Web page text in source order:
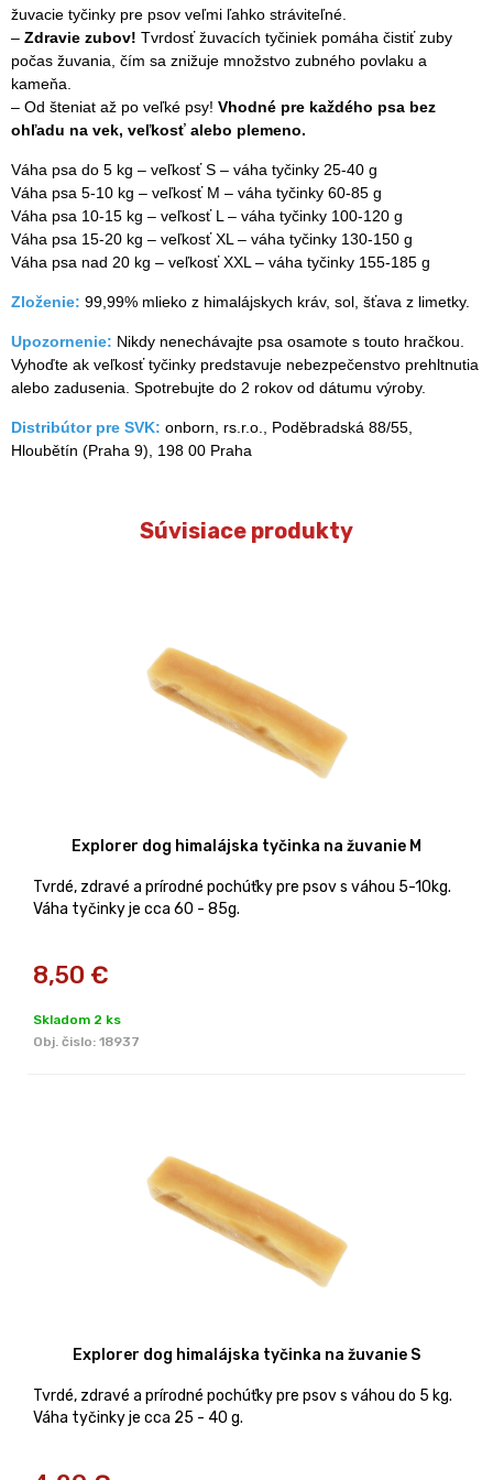
žuvacie tyčinky pre psov veľmi ľahko stráviteľné.
– Zdravie zubov! Tvrdosť žuvacích tyčiniek pomáha čistiť zuby
počas žuvania, čím sa znižuje množstvo zubného povlaku a
kameňa.
– Od šteniat až po veľké psy! Vhodné pre každého psa bez
ohľadu na vek, veľkosť alebo plemeno.
Váha psa do 5 kg – veľkosť S – váha tyčinky 25-40 g
Váha psa 5-10 kg – veľkosť M – váha tyčinky 60-85 g
Váha psa 10-15 kg – veľkosť L – váha tyčinky 100-120 g
Váha psa 15-20 kg – veľkosť XL – váha tyčinky 130-150 g
Váha psa nad 20 kg – veľkosť XXL – váha tyčinky 155-185 g
Zloženie: 99,99% mlieko z himalájskych kráv, sol, šťava z limetky.
Upozornenie: Nikdy nenechávajte psa osamote s touto hračkou.
Vyhoďte ak veľkosť tyčinky predstavuje nebezpečenstvo prehltnutia
alebo zadusenia. Spotrebujte do 2 rokov od dátumu výroby.
Distribútor pre SVK: onborn, rs.r.o., Poděbradská 88/55,
Hloubětín (Praha 9), 198 00 Praha
Súvisiace produkty
Explorer dog himalájska tyčinka na žuvanie M
Tvrdé, zdravé a prírodné pochúťky pre psov s váhou 5-10kg.
Váha tyčinky je cca 60 - 85g.
8,50 €
Skladom 2 ks
Obj. čislo: 18937
Explorer dog himalájska tyčinka na žuvanie S
Tvrdé, zdravé a prírodné pochúťky pre psov s váhou do 5 kg.
Váha tyčinky je cca 25 - 40 g.